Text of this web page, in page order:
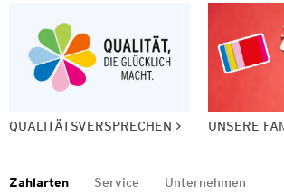
QUALITÄTSVERSPRECHEN UNSERE
Zahlarten Service Unternehmen